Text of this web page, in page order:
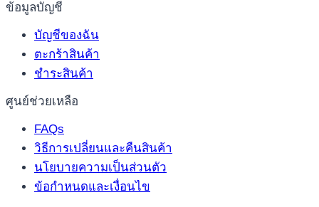
ข้อมูลบัญชี
บัญชีของฉัน
ตะกร้าสินค้า
ชำระสินค้า
ศูนย์ช่วยเหลือ
FAQs
วิธีการเปลี่ยนและคืนสินค้า
นโยบายความเป็นส่วนตัว
ข้อกำหนดและเงื่อนไข